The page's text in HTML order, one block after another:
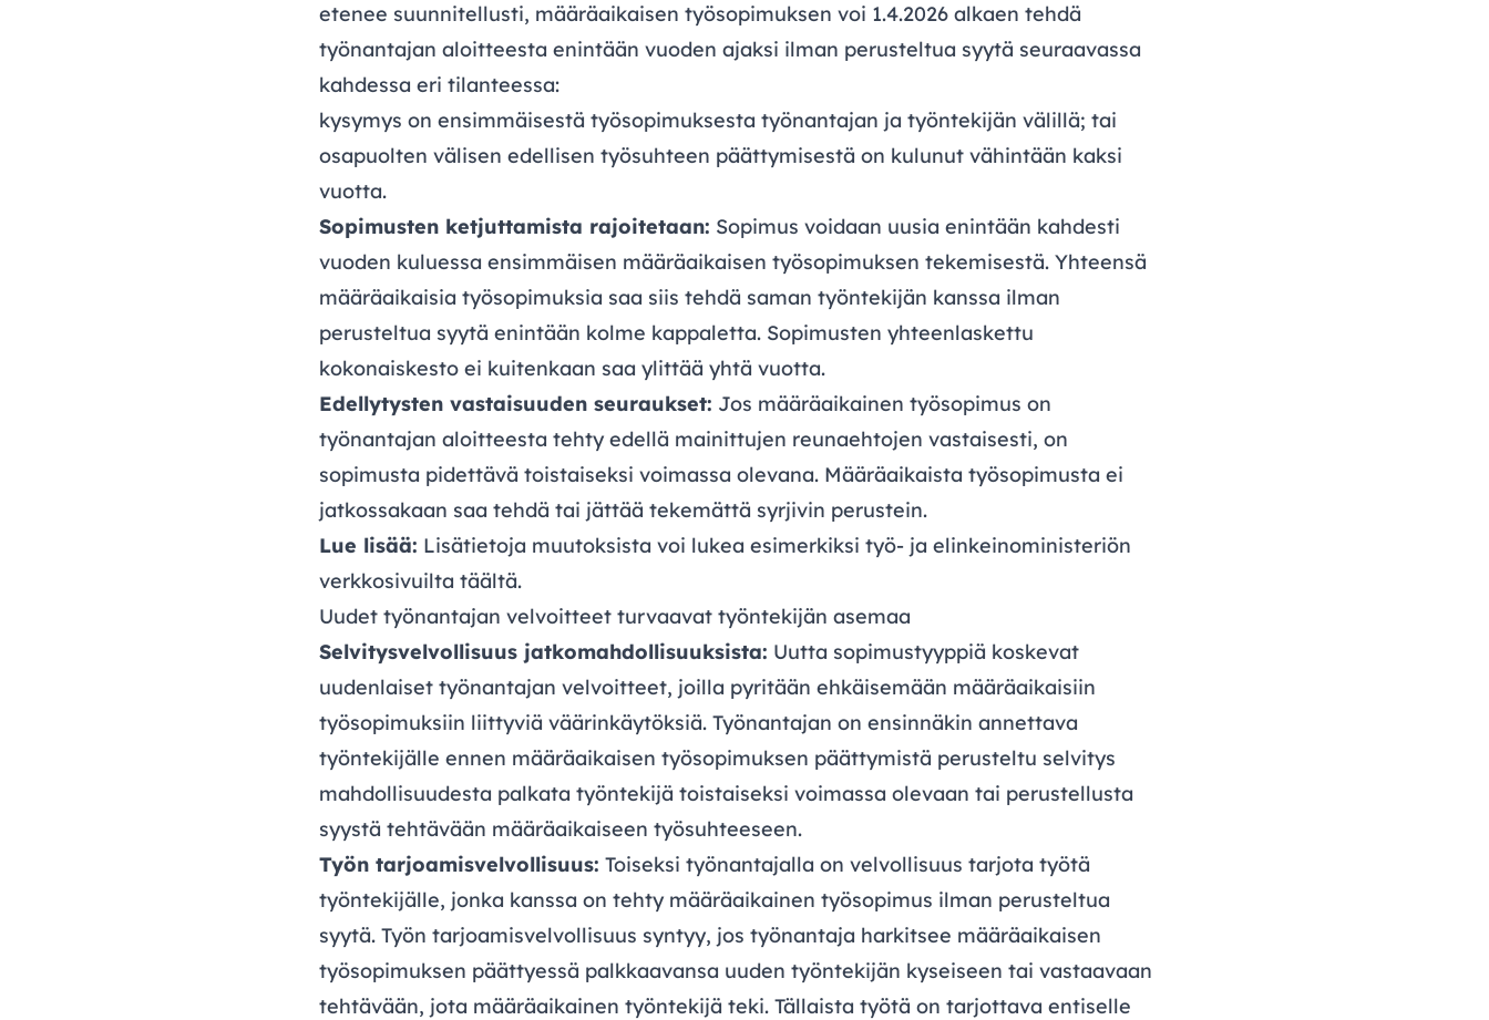
etenee suunnitellusti, määräaikaisen työsopimuksen voi 1.4.2026 alkaen tehdä
työnantajan aloitteesta enintään vuoden ajaksi ilman perusteltua syytä seuraavassa
kahdessa eri tilanteessa:
kysymys on ensimmäisestä työsopimuksesta työnantajan ja työntekijän välillä; tai
osapuolten välisen edellisen työsuhteen päättymisestä on kulunut vähintään kaksi
vuotta.
Sopimusten ketjuttamista rajoitetaan: Sopimus voidaan uusia enintään kahdesti
vuoden kuluessa ensimmäisen määräaikaisen työsopimuksen tekemisestä. Yhteensä
määräaikaisia työsopimuksia saa siis tehdä saman työntekijän kanssa ilman
perusteltua syytä enintään kolme kappaletta. Sopimusten yhteenlaskettu
kokonaiskesto ei kuitenkaan saa ylittää yhtä vuotta.
Edellytysten vastaisuuden seuraukset: Jos määräaikainen työsopimus on
työnantajan aloitteesta tehty edellä mainittujen reunaehtojen vastaisesti, on
sopimusta pidettävä toistaiseksi voimassa olevana. Määräaikaista työsopimusta ei
jatkossakaan saa tehdä tai jättää tekemättä syrjivin perustein.
Lue lisää: Lisätietoja muutoksista voi lukea esimerkiksi työ- ja elinkeinoministeriön
verkkosivuilta täältä.
Uudet työnantajan velvoitteet turvaavat työntekijän asemaa
Selvitysvelvollisuus jatkomahdollisuuksista: Uutta sopimustyyppiä koskevat
uudenlaiset työnantajan velvoitteet, joilla pyritään ehkäisemään määräaikaisiin
työsopimuksiin liittyviä väärinkäytöksiä. Työnantajan on ensinnäkin annettava
työntekijälle ennen määräaikaisen työsopimuksen päättymistä perusteltu selvitys
mahdollisuudesta palkata työntekijä toistaiseksi voimassa olevaan tai perustellusta
syystä tehtävään määräaikaiseen työsuhteeseen.
Työn tarjoamisvelvollisuus: Toiseksi työnantajalla on velvollisuus tarjota työtä
työntekijälle, jonka kanssa on tehty määräaikainen työsopimus ilman perusteltua
syytä. Työn tarjoamisvelvollisuus syntyy, jos työnantaja harkitsee määräaikaisen
työsopimuksen päättyessä palkkaavansa uuden työntekijän kyseiseen tai vastaavaan
tehtävään, jota määräaikainen työntekijä teki. Tällaista työtä on tarjottava entiselle